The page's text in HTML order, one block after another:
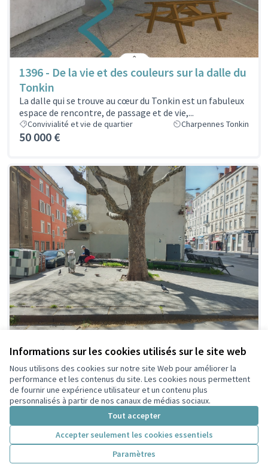
Informations sur les cookies utilisés sur le site web
Nous utilisons des cookies sur notre site Web pour améliorer la
performance et les contenus du site. Les cookies nous permettent
de fournir une expérience utilisateur et un contenu plus
personnalisés à partir de nos canaux de médias sociaux.
Tout accepter
Accepter seulement les cookies essentiels
Paramètres
1396 - De la vie et des couleurs sur la dalle du
Tonkin
La dalle qui se trouve au cœur du Tonkin est un fabuleux
espace de rencontre, de passage et de vie,...
Convivialité et vie de quartier Charpennes Tonkin
50 000 €
1257 - Aménager et embellir le jardin de
poche de La Convention
Le quartier du Totem avec ses commerces variés attire
une population mixte et nombreuse qui fréquente
le Jardin de poche situé à...
Convivialité et vie de quartier Ferrandière Maisons Neuves
70 000 €